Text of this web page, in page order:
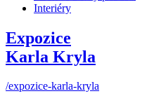
Interiéry
Expozice
Karla Kryla
/expozice-karla-kryla